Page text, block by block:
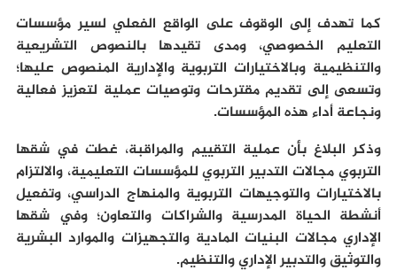
كما تهدف إلى الوقوف على الواقع الفعلي لسير مؤسسات
التعليم الخصوصي، ومدى تقيدها بالنصوص التشريعية
والتنظيمية وبالاختيارات التربوية والإدارية المنصوص عليها؛
وتسعى إلى تقديم مقترحات وتوصيات عملية لتعزيز فعالية
ونجاعة أداء هذه المؤسسات.
وذكر البلاغ بأن عملية التقييم والمراقبة، غطت في شقها
التربوي مجالات التدبير التربوي للمؤسسات التعليمية، والالتزام
بالاختيارات والتوجيهات التربوية والمنهاج الدراسي، وتفعيل
أنشطة الحياة المدرسية والشراكات والتعاون؛ وفي شقها
الإداري مجالات البنيات المادية والتجهيزات والموارد البشرية
والتوثيق والتدبير الإداري والتنظيم.